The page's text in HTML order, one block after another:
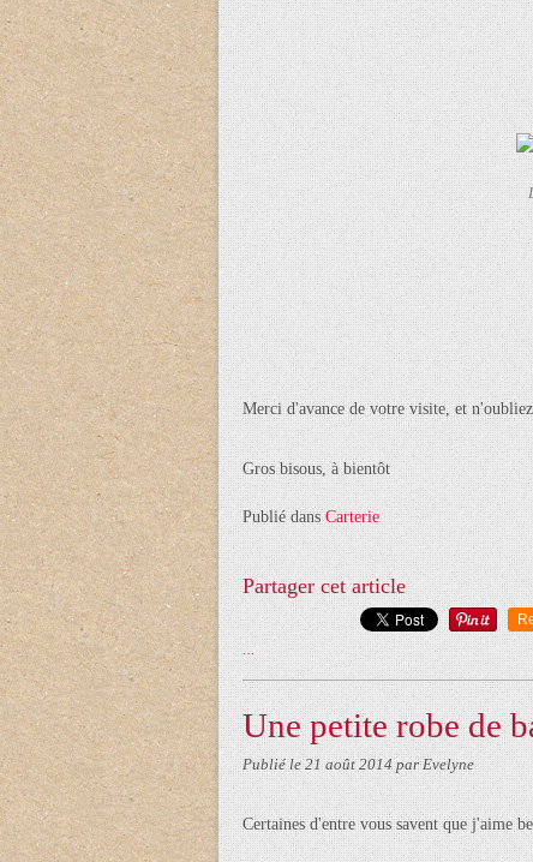
Merci d'avance de votre visite, et
Gros bisous, à bientôt
Publié dans Carterie
Partager cet article
…
Une petite robe de
Publié le21 août 2014par Evelyne
Certaines d'entre vous savent que j'aime